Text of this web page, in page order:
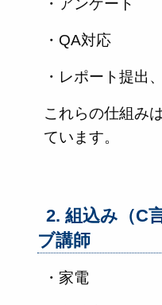
・QA対応
・レポート提出
これらの仕組み
ています。
2. 組込み（C
ブ講師
・家電